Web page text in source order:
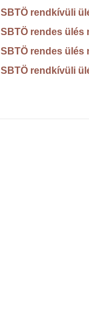
SBTÖ rendkívüli
SBTÖ rendes ülés
SBTÖ rendes ülés
SBTÖ rendkívüli